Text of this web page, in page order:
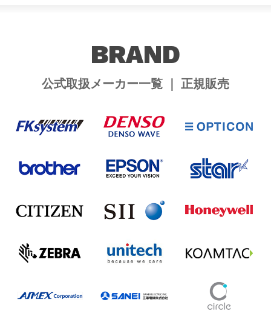
BRAND
公式取扱メーカー一覧 ｜ 正規販売